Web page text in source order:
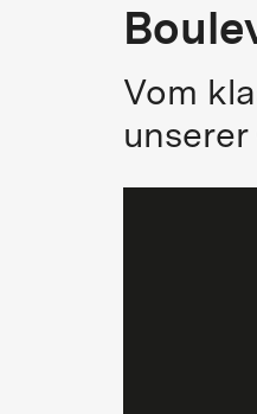
Vom